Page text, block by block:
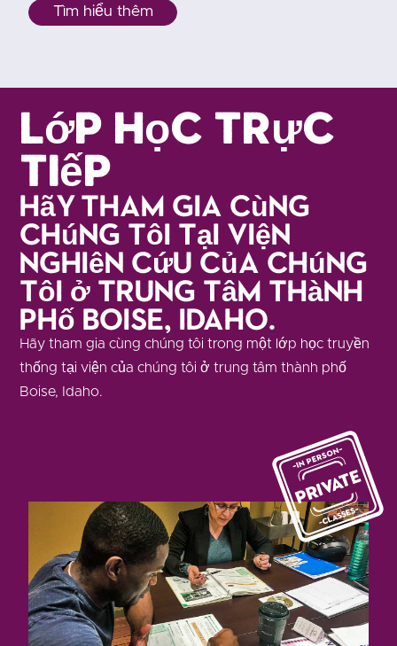
Tìm hiểu thêm
Lớp học trực
tiếp
Hãy tham gia cùng
chúng tôi tại viện
nghiên cứu của chúng
tôi ở trung tâm thành
phố Boise, Idaho.
Hãy tham gia cùng chúng tôi trong một lớp học truyền
thống tại viện của chúng tôi ở trung tâm thành phố
Boise, Idaho.